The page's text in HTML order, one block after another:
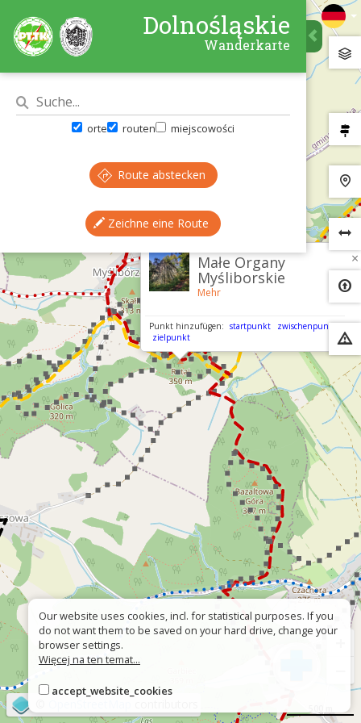
×
Małe Organy
Myśliborskie
Mehr
Punkt hinzufügen: startpunkt
zwischenpunkt
zielpunkt
Dolnośląskie
Wanderkarte
orte routen miejscowości
Route abstecken
Zeichne eine Route
Our website uses cookies, incl. for statistical purposes. If you
do not want them to be saved on your hard drive, change your
browser settings.
Więcej na ten temat...
accept_website_cookies